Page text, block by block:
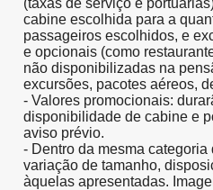
(taxas de serviço e
cabine escolhida para a
passageiros escolhidos, e
e opcionais (como
não disponibilizadas na
excursões, pacotes aéreos,
- Valores promocionais:
disponibilidade de cabine e
aviso prévio.
- Dentro da mesma
variação de tamanho,
àquelas apresentadas.